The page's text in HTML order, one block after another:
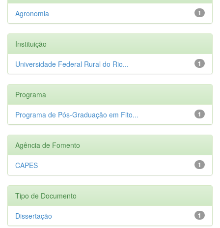
1
Agronomia
Instituição
1
Universidade Federal Rural do Rio...
Programa
1
Programa de Pós-Graduação em Fito...
Agência de Fomento
1
CAPES
Tipo de Documento
1
Dissertação